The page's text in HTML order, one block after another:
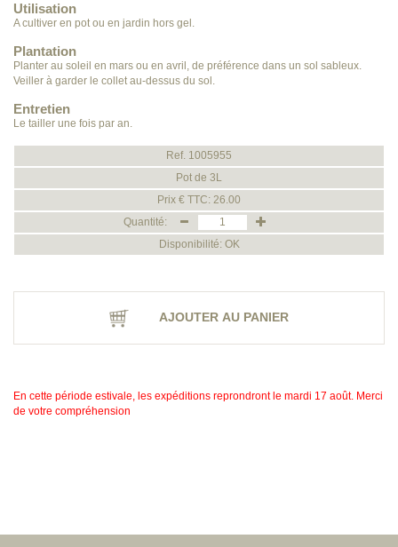
Utilisation
A cultiver en pot ou en jardin hors gel.
Plantation
Planter au soleil en mars ou en avril, de préférence dans un sol sableux.
Veiller à garder le collet au-dessus du sol.
Entretien
Le tailler une fois par an.
Ref. 1005955
Pot de 3L
Prix € TTC: 26.00
Quantité:
Disponibilité: OK
AJOUTER AU PANIER
En cette période estivale, les expéditions reprondront le mardi 17 août. Merci
de votre compréhension